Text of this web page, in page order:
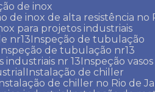
de inox
de inox de alta resistência no
para projetos industriais
nr13 Inspeção de tubulação
Inspeção de tubulação nr13
industriais nr 13 Inspeção
Instalação de chiller
de chiller no Rio de